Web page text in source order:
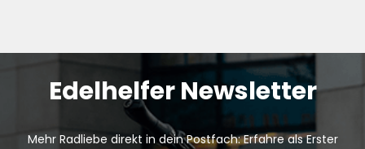
Edelhelfer Newsletter
Mehr Radliebe direkt in dein Postfach: Erfahre als Erster